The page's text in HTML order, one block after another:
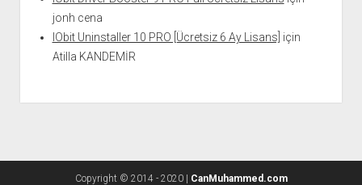
jonh cena
IObit Uninstaller 10 PRO [Ücretsiz 6 Ay Lisans] için
Atilla KANDEMİR
Copyright © 2014 - 2020 | CanMuhammed.com